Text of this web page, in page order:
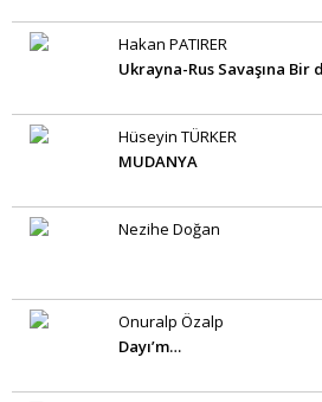
Hakan PATIRER
Ukrayna-Rus Savaşına Bir
Hüseyin TÜRKER
MUDANYA
Nezihe Doğan
Onuralp Özalp
Dayı’m…